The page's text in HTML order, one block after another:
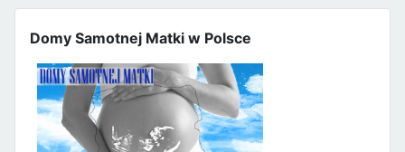
Domy Samotnej Matki w Polsce